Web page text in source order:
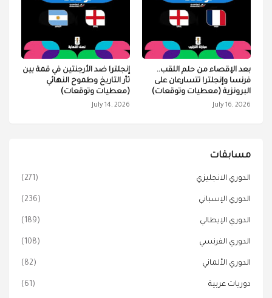
بعد الإقصاء من حلم اللقب..
فرنسا وإنجلترا تتسارعان على
البرونزية (معطيات وتوقعات)
July 16, 2026
إنجلترا ضد الأرجنتين في قمة بين
ثأر التاريخ وطموح النهائي
(معطيات وتوقعات)
July 14, 2026
مسابقات
الدوري الانجليزي (271)
الدوري الإسباني (236)
الدوري الإيطالي (189)
الدوري الفرنسي (108)
الدوري الألماني (82)
دوريات عربية (61)